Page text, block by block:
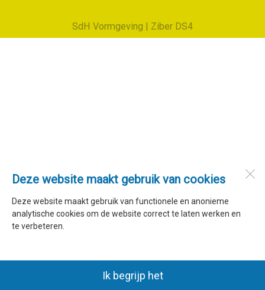
Deze website maakt gebruik van cookies
Deze website maakt gebruik van functionele en anonieme
analytische cookies om de website correct te laten werken en
te verbeteren.
Ik begrijp het
SdH Vormgeving | Ziber DS4